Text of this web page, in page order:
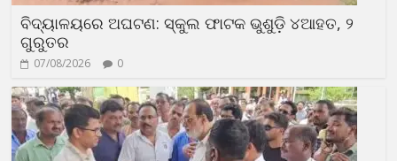
ବିଦ୍ୟାଳୟରେ ଅଘଟଣ: ସ୍କୁଲ ଫାଟକ ଭୁଶୁଡ଼ି ୪ଆହତ, ୨
ଗୁରୁତର
07/08/2026 0